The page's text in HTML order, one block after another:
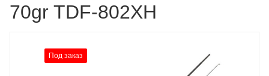
70gr TDF-802XH
Под заказ